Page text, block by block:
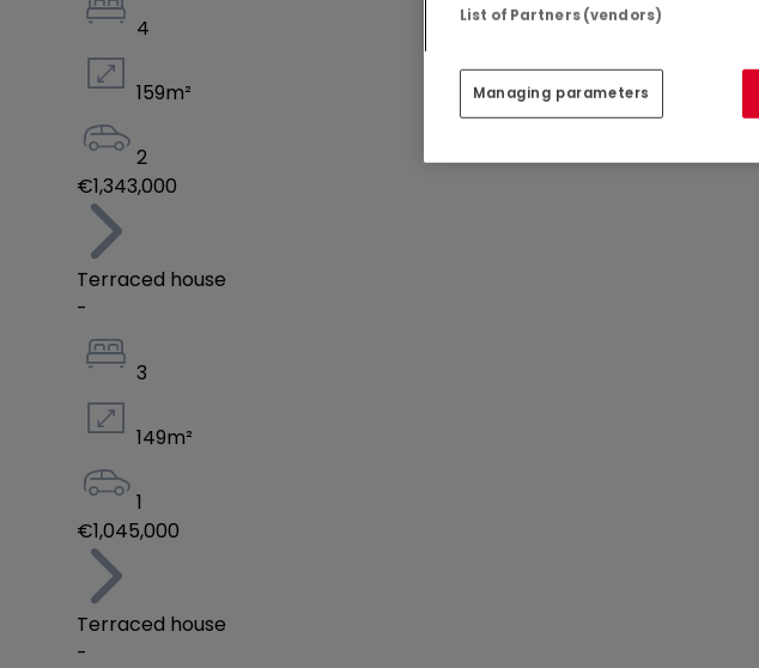
Agences : Diekirch & Merl
Email : diekirch@b-immobilier.lu
Découvrez nos offres : www.b-immobilier.lu
– Sous toutes réserves –
4
159m²
2
€1,343,000
Terraced house
-
3
149m²
1
€1,045,000
Terraced house
-
List of Partners (vendors)
Managing parameters